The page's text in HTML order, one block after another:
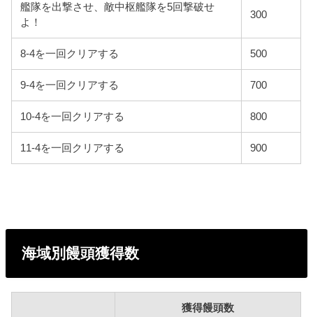
艦隊を出撃させ、敵中枢艦隊を5回撃破せ
よ！
300
8-4を一回クリアする 500
9-4を一回クリアする 700
10-4を一回クリアする 800
11-4を一回クリアする 900
海域別饅頭獲得数
獲得饅頭数